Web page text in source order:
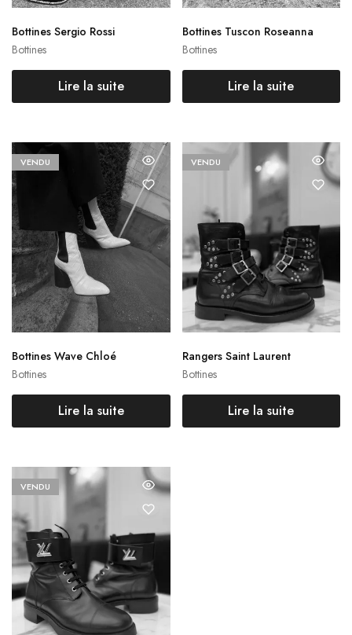
Bottines
Bottines Sergio Rossi
Lire la suite
Bottines
Bottines Tuscon Roseanna
Lire la suite
VENDU
Bottines
Bottines Wave Chloé
Lire la suite
VENDU
Bottines
Rangers Saint Laurent
Lire la suite
VENDU